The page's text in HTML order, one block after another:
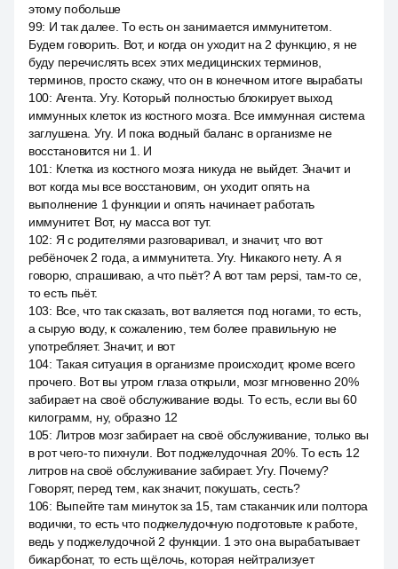
этому побольше
99: И так далее. То есть он занимается иммунитетом.
Будем говорить. Вот, и когда он уходит на 2 функцию, я не
буду перечислять всех этих медицинских терминов,
терминов, просто скажу, что он в конечном итоге вырабаты
100: Агента. Угу. Который полностью блокирует выход
иммунных клеток из костного мозга. Все иммунная система
заглушена. Угу. И пока водный баланс в организме не
восстановится ни 1. И
101 : Клетка из костного мозга никуда не выйдет. Значит и
вот когда мы все восстановим, он уходит опять на
выполнение 1 функции и опять начинает работать
иммунитет. Вот, ну масса вот тут.
102: Я с родителями разговаривал, и значит, что вот
ребёночек 2 года, а иммунитета. Угу. Никакого нету. А я
говорю, спрашиваю, а что пьёт? А вот там pepsi, там-то се,
то есть пьёт.
103: Все, что так сказать, вот валяется под ногами, то есть,
а сырую воду, к сожалению, тем более правильную не
употребляет. Значит, и вот
104: Такая ситуация в организме происходит, кроме всего
прочего. Вот вы утром глаза открыли, мозг мгновенно 20%
забирает на своё обслуживание воды. То есть, если вы 60
килограмм, ну, образно 12
105: Литров мозг забирает на своё обслуживание, только вы
в рот чего-то пихнули. Вот поджелудочная 20%. То есть 12
литров на своё обслуживание забирает. Угу. Почему?
Говорят, перед тем, как значит, покушать, сесть?
106: Выпейте там минуток за 15, там стаканчик или полтора
водички, то есть что поджелудочную подготовьте к работе,
ведь у поджелудочной 2 функции. 1 это она вырабатывает
бикарбонат, то есть щёлочь, которая нейтрализует